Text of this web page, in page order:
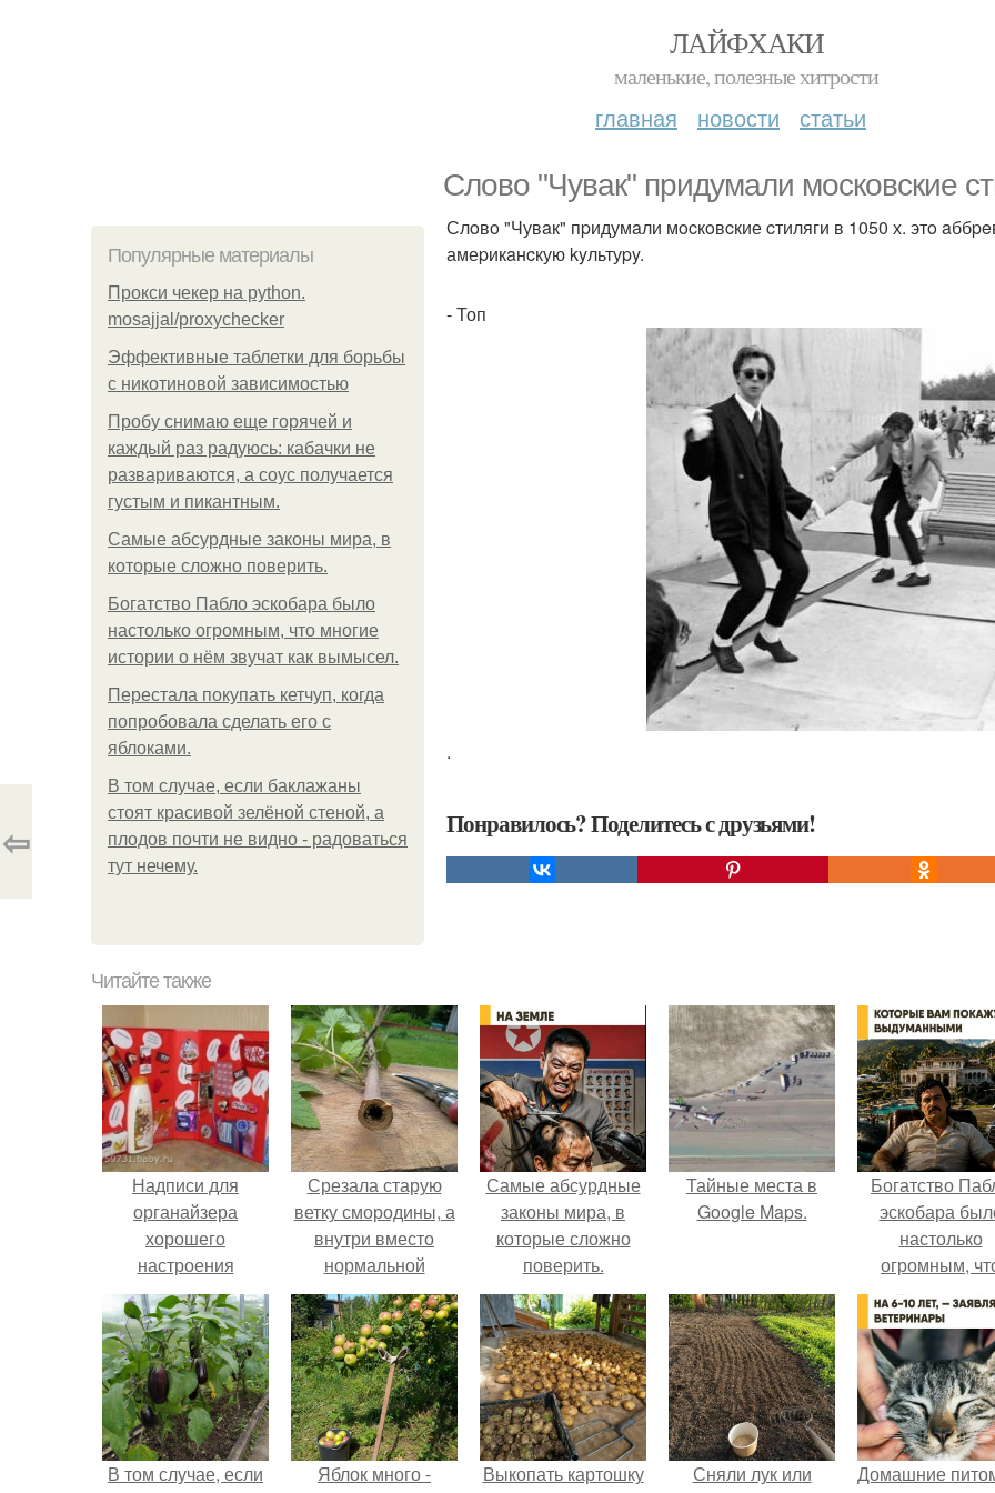
ЛАЙФХАКИ
маленькие, полезные хитрости
главная новости статьи
Слoвo "Чувaк" пpидумaли мocкoвcкие
Популярные материалы
Прокси чекер на python.
mosajjal/proxychecker
Эффективные таблетки для борьбы
с никотиновой зависимостью
Пробу снимаю еще горячей и
каждый раз радуюсь: кабачки не
развариваются, а соус получается
густым и пикантным.
Самые абсурдные законы мира, в
которые сложно поверить.
Богатство Пабло эскобара было
настолько огромным, что многие
истории о нём звучат как вымысел.
Перестала покупать кетчуп, когда
попробовала сделать его с
яблоками.
В том случае, если баклажаны
стоят красивой зелёной стеной, а
плодов почти не видно - радоваться
тут нечему.
Слoвo "Чувaк" пpидумaли мocкoвcкие cтиляги в 1050 х. этo
амеpикaнcкую kyльтуpy.
- Топ
.
Понравилось? Поделитесь с друзьями!
⇦
Читайте также
Надписи для
органайзера
хорошего
настроения
распечатать. Идеи
"Органайзеров
Хорошего
Настроения" с
примерами
подарочков.
Срезала старую
ветку смородины, а
внутри вместо
нормальной
светлой
сердцевины
оказалась чёрная
пустота.
Самые абсурдные
законы мира, в
которые сложно
поверить.
Тайные места в
Google Maps.
Богатство
эскобара
настолько
огромным,
многие
нём звучат
вымысел.
В том случае, если
Яблок много -
Выкопать картошку
Сняли лук или
Домашние